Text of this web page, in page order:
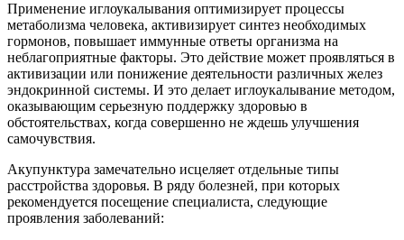
Применение иглоукалывания оптимизирует процессы
метаболизма человека, активизирует синтез необходимых
гормонов, повышает иммунные ответы организма на
неблагоприятные факторы. Это действие может проявляться в
активизации или понижение деятельности различных желез
эндокринной системы. И это делает иглоукалывание методом,
оказывающим серьезную поддержку здоровью в
обстоятельствах, когда совершенно не ждешь улучшения
самочувствия.
Акупунктура замечательно исцеляет отдельные типы
расстройства здоровья. В ряду болезней, при которых
рекомендуется посещение специалиста, следующие
проявления заболеваний: